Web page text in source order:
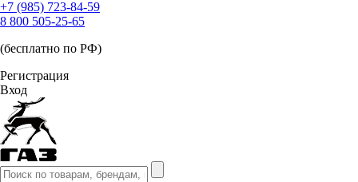
+7 (985) 723-84-59
8 800 505-25-65
(бесплатно по РФ)
Регистрация
Вход